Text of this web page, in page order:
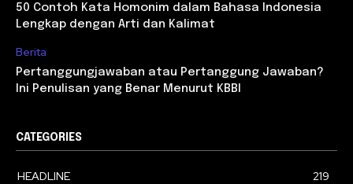
50 Contoh Kata Homonim dalam Bahasa Indonesia
Lengkap dengan Arti dan Kalimat
Berita
Pertanggungjawaban atau Pertanggung Jawaban?
Ini Penulisan yang Benar Menurut KBBI
CATEGORIES
HEADLINE
219